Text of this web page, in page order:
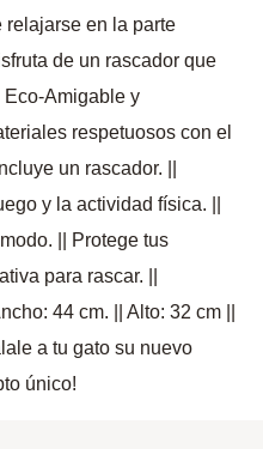
relajarse en la parte
de un rascador que
Eco-Amigable y
respetuosos con el
un rascador. ||
y la actividad física. ||
|| Protege tus
para rascar. ||
44 cm. || Alto: 32 cm ||
a tu gato su nuevo
único!